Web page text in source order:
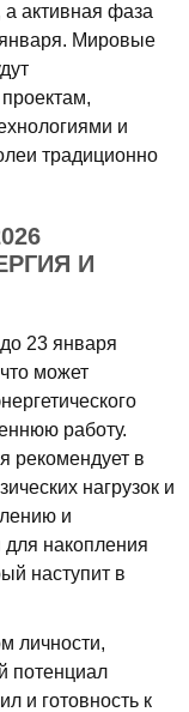
активная фаза
января. Мировые
и
традиционно
И
23 января
может
работу.
рекомендует в
нагрузок и
и
накопления
наступит в
личности,
потенциал
и готовность к